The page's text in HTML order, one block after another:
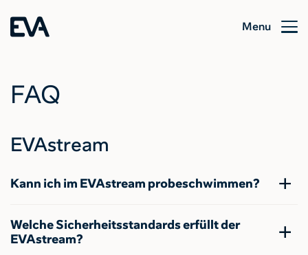
Menu
FAQ
EVAstream
Kann ich im EVAstream probeschwimmen?
Welche Sicherheitsstandards erfüllt der
EVAstream?